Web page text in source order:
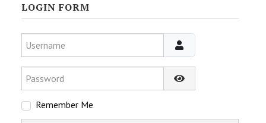
LOGIN FORM
Username
Password
Show Password
Remember Me